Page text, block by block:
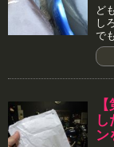
ど
し
で
し
ン